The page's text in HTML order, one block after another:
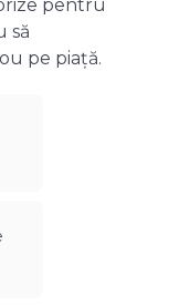
pentru
să
pe piață.